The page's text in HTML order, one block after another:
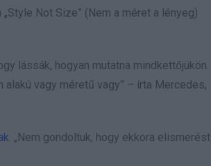
„Style Not Size” (Nem a méret a lényeg)
lássák, hogyan mutatna mindkettőjükön.
vagy méretű vagy” – írta Mercedes,
. „Nem gondoltuk, hogy ekkora elismerést